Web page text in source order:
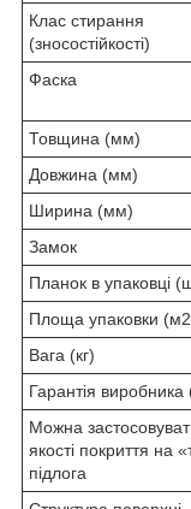
Клас стирання
(зносостійкості)
Фаска
Товщина (мм)
Довжина (мм)
Ширина (мм)
Замок
Планок в упаковці
Площа упаковки
Вага (кг)
Гарантія виробника
Можна
якості покриття на
підлога